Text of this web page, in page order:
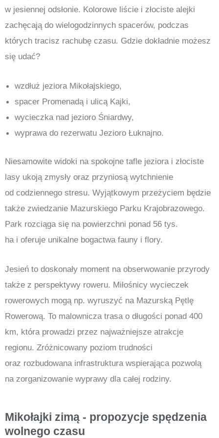
w jesiennej odsłonie. Kolorowe liście i złociste alejki
zachęcają do wielogodzinnych spacerów, podczas
których tracisz rachubę czasu. Gdzie dokładnie możesz
się udać?
wzdłuż jeziora Mikołajskiego,
spacer Promenadą i ulicą Kajki,
wycieczka nad jezioro Śniardwy,
wyprawa do rezerwatu Jezioro Łuknajno.
Niesamowite widoki na spokojne tafle jeziora i złociste
lasy ukoją zmysły oraz przyniosą wytchnienie
od codziennego stresu. Wyjątkowym przeżyciem będzie
także zwiedzanie Mazurskiego Parku Krajobrazowego.
Park rozciąga się na powierzchni ponad 56 tys.
ha i oferuje unikalne bogactwa fauny i flory.
Jesień to doskonały moment na obserwowanie przyrody
także z perspektywy roweru. Miłośnicy wycieczek
rowerowych mogą np. wyruszyć na Mazurską Pętlę
Rowerową. To malownicza trasa o długości ponad 400
km, która prowadzi przez najważniejsze atrakcje
regionu. Zróżnicowany poziom trudności
oraz rozbudowana infrastruktura wspierająca pozwolą
na zorganizowanie wyprawy dla całej rodziny.
Mikołajki zimą - propozycje spędzenia
wolnego czasu